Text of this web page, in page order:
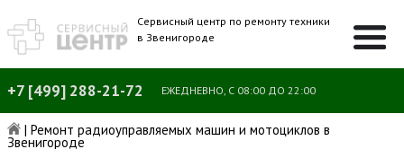
Сервисный центр по ремонту техники
в Звенигороде
+7 [499] 288-21-72 ЕЖЕДНЕВНО, С 08:00 ДО 22:00
| Ремонт радиоуправляемых машин и мотоциклов в
Звенигороде